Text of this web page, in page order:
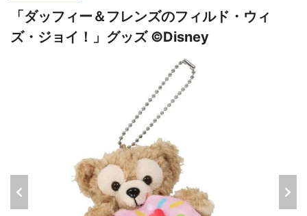
「ダッフィー＆フレンズのフィルド・ウィ
ズ・ジョイ！」グッズ ©Disney